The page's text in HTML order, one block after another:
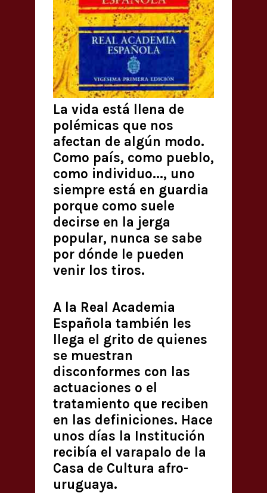
La vida está llena de
polémicas que nos
afectan de algún modo.
Como país, como pueblo,
como individuo..., uno
siempre está en guardia
porque como suele
decirse en la jerga
popular, nunca se sabe
por dónde le pueden
venir los tiros.
A la Real Academia
Española también les
llega el grito de quienes
se muestran
disconformes con las
actuaciones o el
tratamiento que reciben
en las definiciones. Hace
unos días la Institución
recibía el varapalo de la
Casa de Cultura afro-
uruguaya.